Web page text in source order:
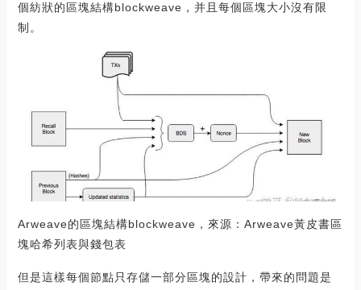
個紡狀的區塊結構blockweave，并且每個區塊大小沒有限
制。
Arweave的區塊結構blockweave，來源：Arweave黃皮書區
塊哈希列表與錢包表
但是這樣每個節點只存儲一部分區塊的設計，帶來的問題是